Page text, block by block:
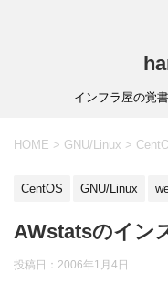
インフラ屋の覚
HOME > GNU/Linux >
CentOS GNU/Linux
AWstatsのイン
投稿日：2006年1月4日